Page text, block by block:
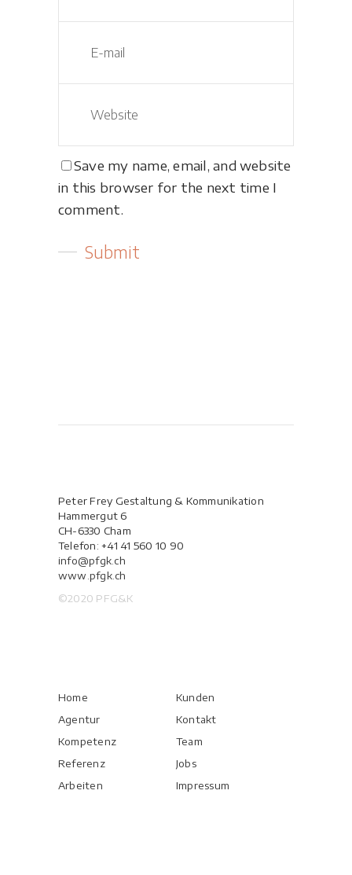
Save my name, email, and website
in this browser for the next time I
comment.
Peter Frey Gestaltung & Kommunikation
Hammergut 6
CH-6330 Cham
Telefon: +41 41 560 10 90
info@pfgk.ch
www.pfgk.ch
©2020 PFG&K
Home
Kunden
Agentur
Kontakt
Kompetenz
Team
Referenz
Jobs
Arbeiten
Impressum